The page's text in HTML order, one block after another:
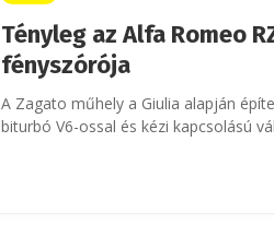
Tényleg az Alfa Romeo
fényszórója
A Zagato műhely a Giulia alapján
biturbó V6-ossal és kézi kapcsolású